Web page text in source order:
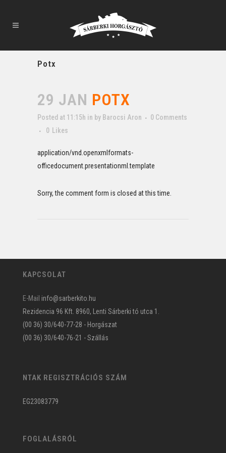
Potx
29 JAN POTX
Posted at 11:15h in by Barocsi Aron
0 Comments
0
Likes
application/vnd.openxmlformats-
officedocument.presentationml.template
Sorry, the comment form is closed at this time.
KAPCSOLAT
E-Mail info@sarberkito.hu
Rezidencia 96 Kft. 8960, Lenti Sárberki tó utca 1.
(00 36) 30/640-77-28 - Horgászat
(00 36) 30/640-76-21 - Szállás
NTAK REGISZTRÁCIÓS SZÁM
EG23083779
FOGLALÁSRÓL